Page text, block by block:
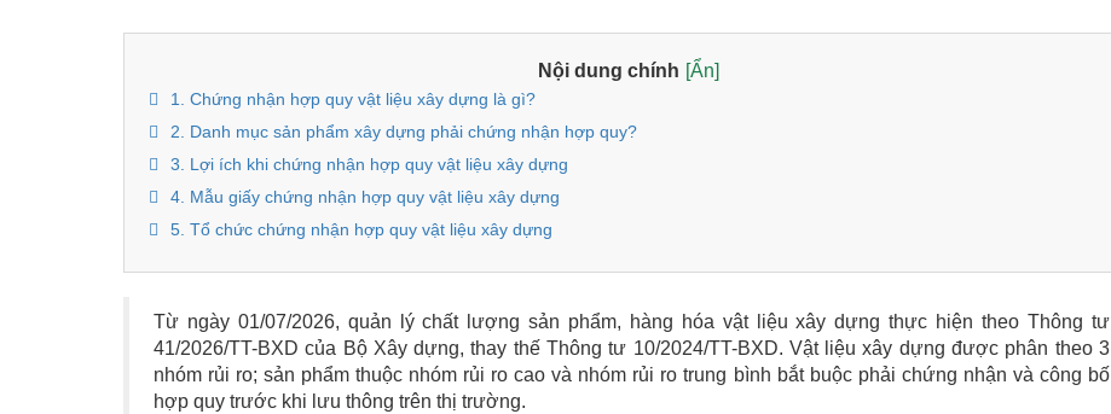
Nội dung chính [Ẩn]
1. Chứng nhận hợp quy vật liệu xây dựng là gì?
2. Danh mục sản phẩm xây dựng phải chứng nhận hợp quy?
3. Lợi ích khi chứng nhận hợp quy vật liệu xây dựng
4. Mẫu giấy chứng nhận hợp quy vật liệu xây dựng
5. Tổ chức chứng nhận hợp quy vật liệu xây dựng
Từ ngày 01/07/2026, quản lý chất lượng sản phẩm, hàng hóa vật liệu xây dựng thực hiện theo Thông tư
41/2026/TT-BXD của Bộ Xây dựng, thay thế Thông tư 10/2024/TT-BXD. Vật liệu xây dựng được phân theo 3
nhóm rủi ro; sản phẩm thuộc nhóm rủi ro cao và nhóm rủi ro trung bình bắt buộc phải chứng nhận và công bố
hợp quy trước khi lưu thông trên thị trường.